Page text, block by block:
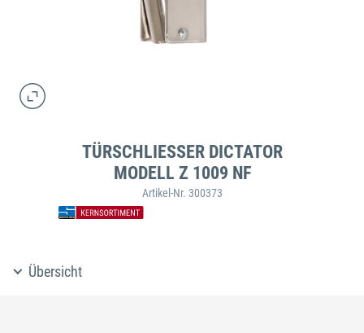
TÜRSCHLIESSER DICTATOR
MODELL Z 1009 NF
Artikel-Nr. 300373
Übersicht